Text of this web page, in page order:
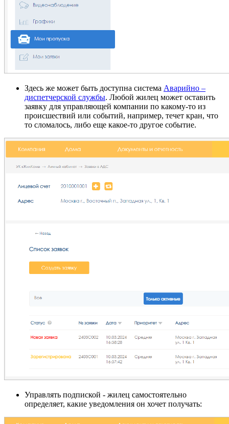
Здесь же может быть доступна система Аварийно –
диспетчерской службы. Любой жилец может оставить
заявку для управляющей компании по какому-то из
происшествий или событий, например, течет кран, что
то сломалось, либо еще какое-то другое событие.
Управлять подпиской - жилец самостоятельно
определяет, какие уведомления он хочет получать: